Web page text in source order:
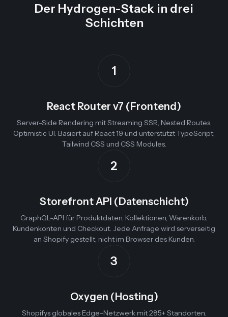
Der Hydrogen-Stack in drei
Schichten
1
React Router v7 (Frontend)
Server-Side Rendering mit Streaming SSR, Nested Routes,
Optimistic UI. Basiert auf React 19 und unterstützt TypeScript,
Tailwind CSS und CSS Modules.
2
Storefront API (Datenschicht)
GraphQL-API für Produktdaten, Kollektionen, Warenkorb,
Kundenkonten und Checkout. Jede Anfrage wird serverseitig
an Shopify gestellt, nicht im Browser des Kunden.
3
Oxygen (Hosting)
Shopifys globales Edge-Netzwerk mit 285+ Standorten.